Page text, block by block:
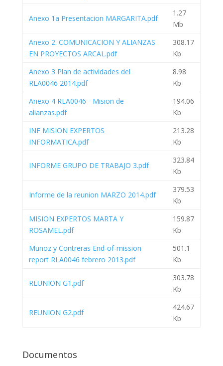
Anexo 1a Presentacion MARGARITA.pdf
1.27
Mb
Anexo 2. COMUNICACION Y ALIANZAS
EN PROYECTOS ARCAL.pdf
308.17
Kb
Anexo 3 Plan de actividades del
RLA0046 2014.pdf
8.98
Kb
Anexo 4 RLA0046 - Mision de
alianzas.pdf
194.06
Kb
INF MISION EXPERTOS
INFORMATICA.pdf
213.28
Kb
INFORME GRUPO DE TRABAJO 3.pdf
323.84
Kb
Informe de la reunion MARZO 2014.pdf
379.53
Kb
MISION EXPERTOS MARTA Y
ROSAMEL.pdf
159.87
Kb
Munoz y Contreras End-of-mission
report RLA0046 febrero 2013.pdf
501.1
Kb
REUNION G1.pdf
303.78
Kb
REUNION G2.pdf
424.67
Kb
Documentos